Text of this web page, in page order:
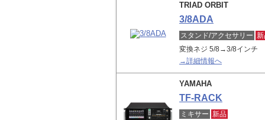
TRIAD ORBIT
3/8ADA
スタンド/アクセサリー
変換ネジ 5/8→3/8インチ
→詳細情報へ
YAMAHA
TF-RACK
ミキサー 新品